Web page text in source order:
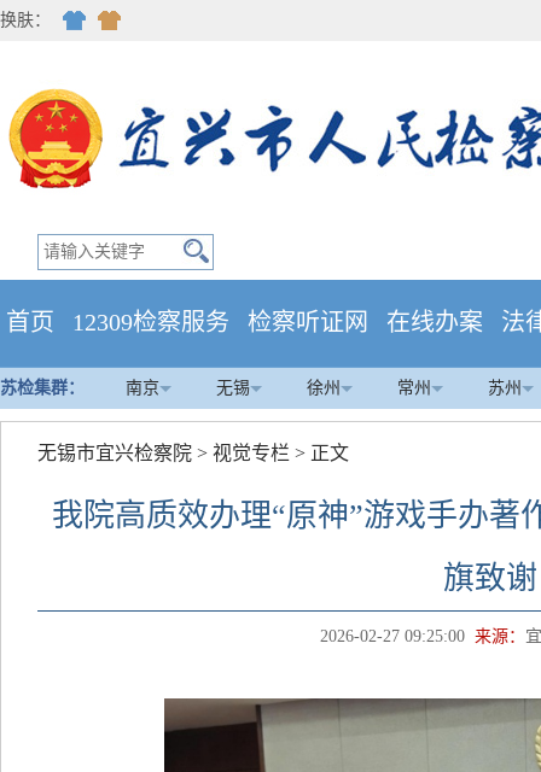
换肤：
首页 12309检察服务 检察听证网 在线办案 法
苏检集群： 南京 无锡 徐州 常州 苏州
无锡市宜兴检察院 > 视觉专栏 > 正文
我院高质效办理“原神”游戏手办著
旗致谢
2026-02-27 09:25:00 来源：